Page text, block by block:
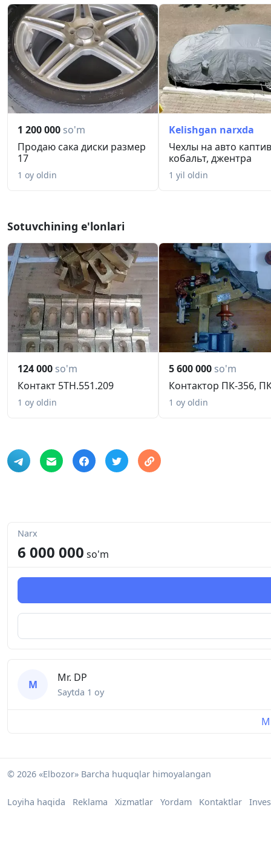
1 200 000 so'm
Продаю сака диски размер
17
1 oy oldin
Kelishgan narxda
Чехлы на авто
кобальт, джентра
1 yil oldin
Sotuvchining e'lonlari
124 000 so'm
Контакт 5ТН.551.209
1 oy oldin
5 600 000 so'm
Контактор ПК-356,
1 oy oldin
Narx
6 000 000 so'm
M
Mr. DP
Saytda 1 oy
© 2026 «Elbozor» Barcha huquqlar himoyalangan
Loyiha haqida Reklama Xizmatlar Yordam Kontaktlar